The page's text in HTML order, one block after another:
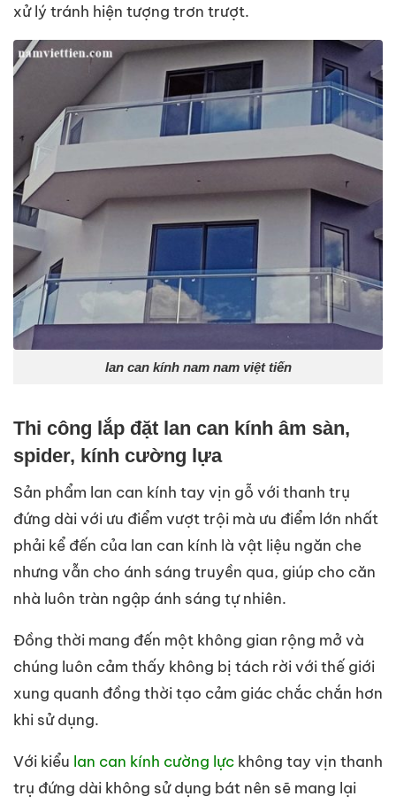
xử lý tránh hiện tượng trơn trượt.
lan can kính nam nam việt tiến
Thi công lắp đặt lan can kính âm sàn,
spider, kính cường lựa
Sản phẩm lan can kính tay vịn gỗ với thanh trụ
đứng dài với ưu điểm vượt trội mà ưu điểm lớn nhất
phải kể đến của lan can kính là vật liệu ngăn che
nhưng vẫn cho ánh sáng truyền qua, giúp cho căn
nhà luôn tràn ngập ánh sáng tự nhiên.
Đồng thời mang đến một không gian rộng mở và
chúng luôn cảm thấy không bị tách rời với thế giới
xung quanh đồng thời tạo cảm giác chắc chắn hơn
khi sử dụng.
Với kiểu lan can kính cường lực không tay vịn thanh
trụ đứng dài không sử dụng bát nên sẽ mang lại